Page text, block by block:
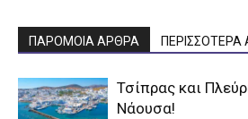
ΠΑΡΟΜΟΙΑ ΑΡΘΡΑ
Τσίπρας και
Νάουσα!